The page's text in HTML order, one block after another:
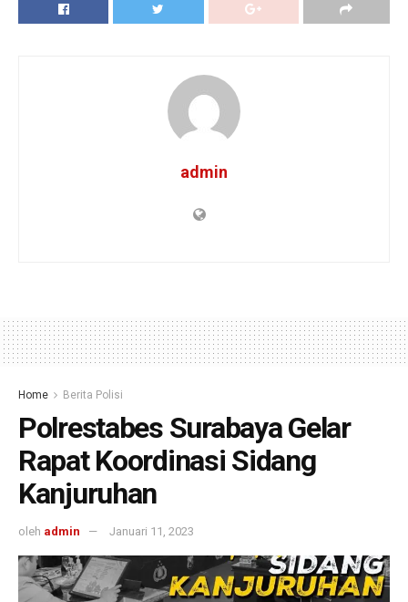
admin
Home Berita Polisi
Polrestabes Surabaya Gelar
Rapat Koordinasi Sidang
Kanjuruhan
oleh admin Januari 11, 2023